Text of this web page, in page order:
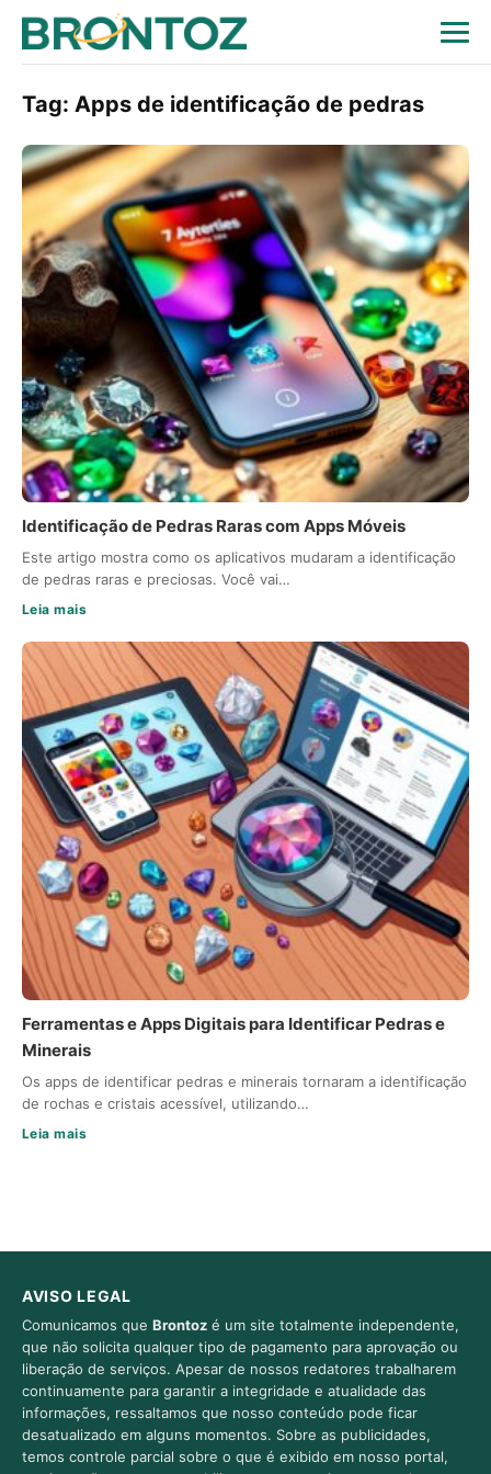
Tag: Apps de identificação de pedras
Identificação de Pedras Raras com Apps Móveis
Este artigo mostra como os aplicativos mudaram a identificação
de pedras raras e preciosas. Você vai…
Leia mais
Ferramentas e Apps Digitais para Identificar Pedras e
Minerais
Os apps de identificar pedras e minerais tornaram a identificação
de rochas e cristais acessível, utilizando…
Leia mais
AVISO LEGAL
Comunicamos que Brontoz é um site totalmente independente,
que não solicita qualquer tipo de pagamento para aprovação ou
liberação de serviços. Apesar de nossos redatores trabalharem
continuamente para garantir a integridade e atualidade das
informações, ressaltamos que nosso conteúdo pode ficar
desatualizado em alguns momentos. Sobre as publicidades,
temos controle parcial sobre o que é exibido em nosso portal,